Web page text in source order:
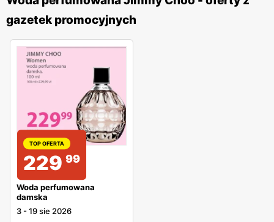
gazetek promocyjnych
TOP OFERTA
229 99
Woda perfumowana
damska
3 -19 sie 2026